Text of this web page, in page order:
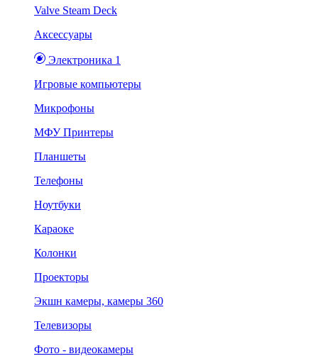
Valve Steam Deck
Аксессуары
Электроника 1
Игровые компьютеры
Микрофоны
МФУ Принтеры
Планшеты
Телефоны
Ноутбуки
Караоке
Колонки
Проекторы
Экшн камеры, камеры 360
Телевизоры
Фото - видеокамеры